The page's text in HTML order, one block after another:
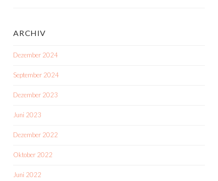
ARCHIV
Dezember 2024
September 2024
Dezember 2023
Juni 2023
Dezember 2022
Oktober 2022
Juni 2022